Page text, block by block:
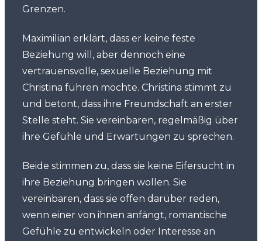
Grenzen.
Maximilian erklärt, dass er keine feste
Beziehung will, aber dennoch eine
vertrauensvolle, sexuelle Beziehung mit
Christina führen möchte. Christina stimmt zu
und betont, dass ihre Freundschaft an erster
Stelle steht. Sie vereinbaren, regelmäßig über
ihre Gefühle und Erwartungen zu sprechen.
Beide stimmen zu, dass sie keine Eifersucht in
ihre Beziehung bringen wollen. Sie
vereinbaren, dass sie offen darüber reden,
wenn einer von ihnen anfängt, romantische
Gefühle zu entwickeln oder Interesse an